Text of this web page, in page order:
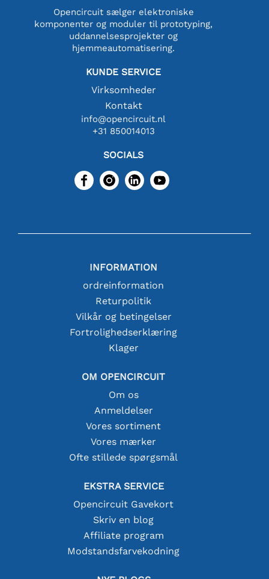
Opencircuit sælger elektroniske
komponenter og moduler til prototyping,
uddannelsesprojekter og
hjemmeautomatisering.
KUNDE SERVICE
Virksomheder
Kontakt
info@opencircuit.nl
+31 850014013
SOCIALS
INFORMATION
ordreinformation
Returpolitik
Vilkår og betingelser
Fortrolighedserklæring
Klager
OM OPENCIRCUIT
Om os
Anmeldelser
Vores sortiment
Vores mærker
Ofte stillede spørgsmål
EKSTRA SERVICE
Opencircuit Gavekort
Skriv en blog
Affiliate program
Modstandsfarvekodning